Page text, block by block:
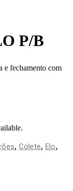
P/B
e fechamento com
, Colete, Elo,